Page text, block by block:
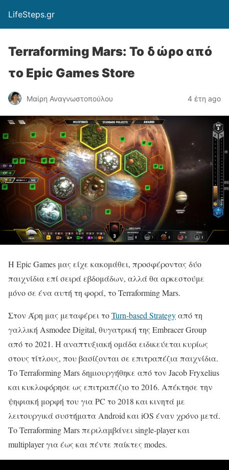
LifeSteps.gr
Terraforming Mars: Το δώρο από
το Epic Games Store
Μαίρη Αναγνωστοπούλου 4 έτη ago
Η Epic Games μας είχε κακομάθει, προσφέροντας δύο
παιχνίδια επί σειρά εβδομάδων, αλλά θα αρκεστούμε
μόνο σε ένα αυτή τη φορά, το Terraforming Mars.
Στον Άρη μας μεταφέρει τοTurn-based Strategyαπό τη
γαλλική Asmodee Digital, θυγατρική της Embracer Group
από το 2021. Η αναπτυξιακή ομάδα ειδικεύεται κυρίως
στους τίτλους, που βασίζονται σε επιτραπέζια παιχνίδια.
Το Terraforming Mars δημιουργήθηκε από τον Jacob Fryxelius
και κυκλοφόρησε ως επιτραπέζιο το 2016. Απέκτησε την
ψηφιακή μορφή του για PC το 2018 και κινητά με
λειτουργικά συστήματα Android και iOS έναν χρόνο μετά.
Το Terraforming Mars περιλαμβάνει single-player και
multiplayer για έως και πέντε παίκτες modes.